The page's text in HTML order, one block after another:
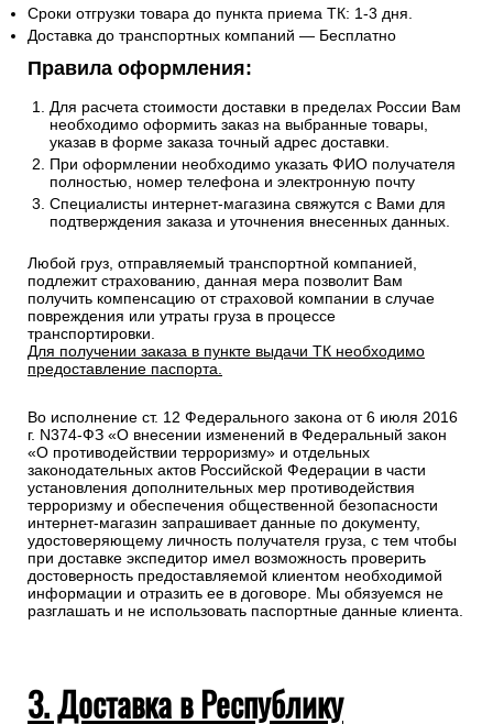
Email sales@1oboi.ru
Стоимость рассчитывается от общего веса/объема товаров
Сроки отгрузки товара до пункта приема ТК: 1-3 дня.
Правила оформления:
Для расчета стоимости доставки в пределах России Вам
необходимо оформить заказ на выбранные товары,
указав в форме заказа точный адрес доставки.
При оформлении необходимо указать ФИО получателя
Специалисты интернет-магазина свяжутся с Вами для
подтверждения заказа и уточнения внесенных данных.
Любой груз, отправляемый транспортной компанией,
подлежит страхованию, данная мера позволит Вам
получить компенсацию от страховой компании в случае
повреждения или утраты груза в процессе
Для получении заказа в пункте выдачи ТК необходимо
предоставление паспорта.
Во исполнение ст. 12 Федерального закона от 6 июля 2016
г. N374-ФЗ «О внесении изменений в Федеральный закон
«О противодействии терроризму» и отдельных
законодательных актов Российской Федерации в части
установления дополнительных мер противодействия
терроризму и обеспечения общественной безопасности
интернет-магазин запрашивает данные по документу,
удостоверяющему личность получателя груза, с тем чтобы
при доставке экспедитор имел возможность проверить